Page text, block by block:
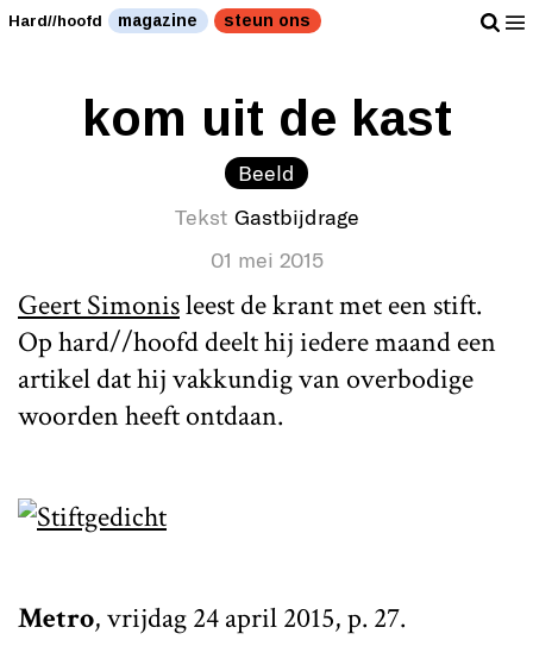
Hard//hoofd magazine steun ons
kom uit de kast
Beeld
Tekst Gastbijdrage
01 mei 2015
Geert Simonisleest de krant met een stift.
Op hard//hoofd deelt hij iedere maand een
artikel dat hij vakkundig van overbodige
woorden heeft ontdaan.
Metro, vrijdag 24 april 2015, p. 27.